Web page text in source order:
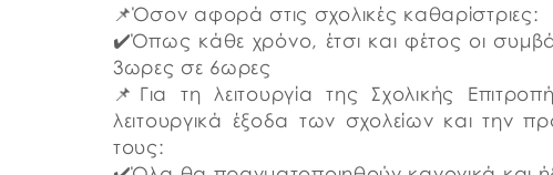
📌Όσον αφορά στις σχολικές καθαρίστριες:
✔️Όπως κάθε χρόνο, έτσι και φέτος οι
3ωρες σε 6ωρες
📌Για τη λειτουργία της Σχολικής
λειτουργικά έξοδα των σχολείων και την
τους: